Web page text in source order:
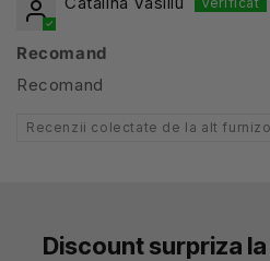
Recomand
Recomand
Recenzii colectate de la alt
Discount surpriza